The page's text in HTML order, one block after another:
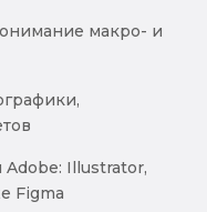
макро- и
Illustrator,
Figma